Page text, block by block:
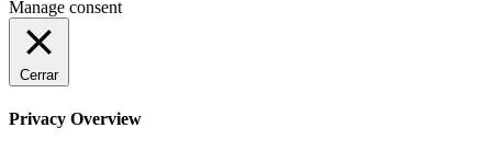
Manage consent
Cerrar
Privacy Overview